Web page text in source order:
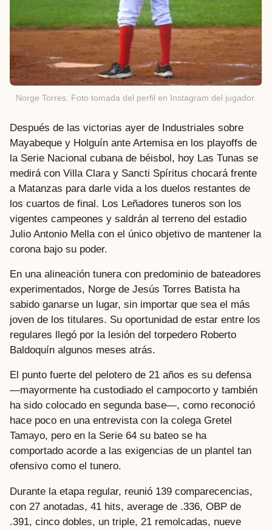
Norge Torres. Foto tomada del perfil en Instagram del jugador.
Después de las victorias ayer de Industriales sobre
Mayabeque y Holguín ante Artemisa en los playoffs de
la Serie Nacional cubana de béisbol, hoy Las Tunas se
medirá con Villa Clara y Sancti Spíritus chocará frente
a Matanzas para darle vida a los duelos restantes de
los cuartos de final. Los Leñadores tuneros son los
vigentes campeones y saldrán al terreno del estadio
Julio Antonio Mella con el único objetivo de mantener la
corona bajo su poder.
En una alineación tunera con predominio de bateadores
experimentados, Norge de Jesús Torres Batista ha
sabido ganarse un lugar, sin importar que sea el más
joven de los titulares. Su oportunidad de estar entre los
regulares llegó por la lesión del torpedero Roberto
Baldoquín algunos meses atrás.
El punto fuerte del pelotero de 21 años es su defensa
—mayormente ha custodiado el campocorto y también
ha sido colocado en segunda base—, como reconoció
hace poco en una entrevista con la colega Gretel
Tamayo, pero en la Serie 64 su bateo se ha
comportado acorde a las exigencias de un plantel tan
ofensivo como el tunero.
Durante la etapa regular, reunió 139 comparecencias,
con 27 anotadas, 41 hits, average de .336, OBP de
.391, cinco dobles, un triple, 21 remolcadas, nueve